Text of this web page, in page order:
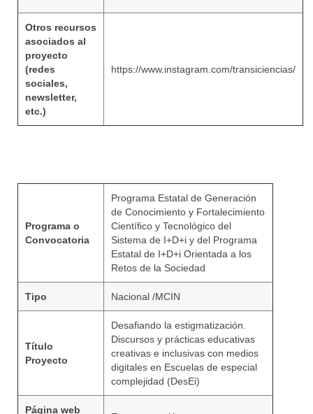
Otros recursos
asociados al
proyecto
(redes
sociales,
newsletter,
etc.)
https://www.instagram.com/transiciencias/
Programa o
Convocatoria
Programa Estatal de Generación
de Conocimiento y Fortalecimiento
Científico y Tecnológico del
Sistema de I+D+i y del Programa
Estatal de I+D+i Orientada a los
Retos de la Sociedad
Tipo Nacional /MCIN
Título
Proyecto
Desafiando la estigmatización.
Discursos y prácticas educativas
creativas e inclusivas con medios
digitales en Escuelas de especial
complejidad (DesEi)
Página web